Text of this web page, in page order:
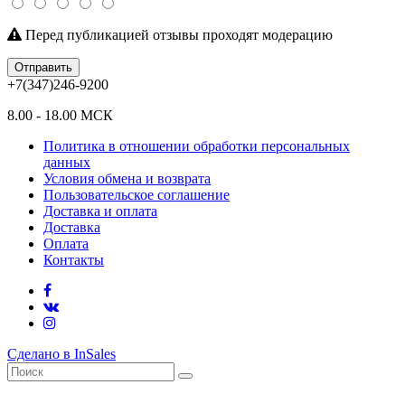
Перед публикацией отзывы проходят модерацию
Отправить
+7(347)246-9200
8.00 - 18.00 МСК
Политика в отношении обработки персональных
данных
Условия обмена и возврата
Пользовательское соглашение
Доставка и оплата
Доставка
Оплата
Контакты
Сделано в InSales